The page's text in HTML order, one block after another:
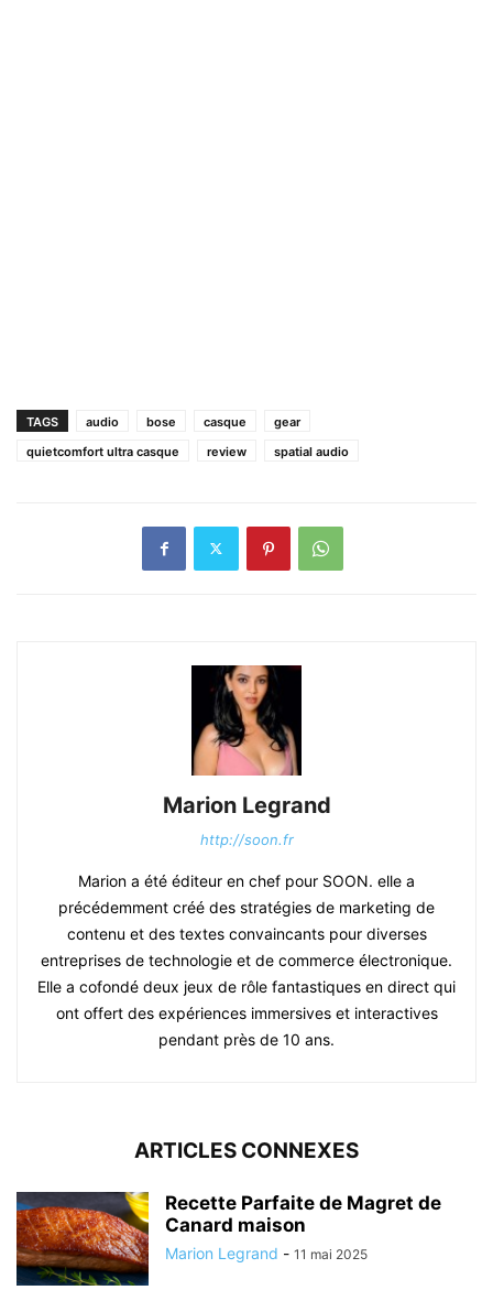
TAGS audio bose casque
gear
quietcomfort ultra casque
review spatial audio
Marion Legrand
http://soon.fr
Marion a été éditeur en chef pour SOON. elle a
précédemment créé des stratégies de marketing de
contenu et des textes convaincants pour diverses
entreprises de technologie et de commerce électronique.
Elle a cofondé deux jeux de rôle fantastiques en direct qui
ont offert des expériences immersives et interactives
pendant près de 10 ans.
ARTICLES CONNEXES
Recette Parfaite de Magret de
Canard maison
Marion Legrand - 11 mai 2025